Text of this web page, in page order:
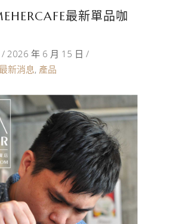
最新單品咖
2026 年 6 月 15 日
最新消息, 產品